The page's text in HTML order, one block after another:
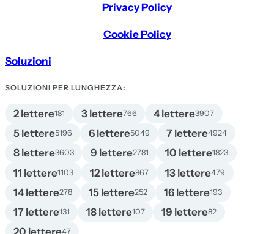
Privacy Policy
Cookie Policy
Soluzioni
SOLUZIONI PER LUNGHEZZA:
2 lettere181 3 lettere766 4 lettere3907
5 lettere5196 6 lettere5049 7 lettere4924
8 lettere3603 9 lettere2781 10 lettere1823
11 lettere1103 12 lettere867 13 lettere479
14 lettere278 15 lettere252 16 lettere193
17 lettere131 18 lettere107 19 lettere82
47